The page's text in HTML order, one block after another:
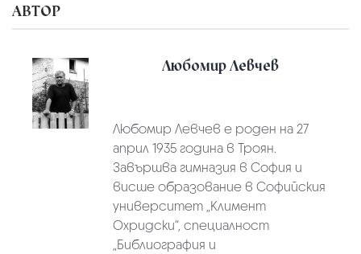
АВТОР
Любомир Левчев
Любомир Левчев е роден на 27
април 1935 година в Троян.
Завършва гимназия в София и
висше образование в Софийския
университет „Климент
Охридски“, специалност
„Библиография и